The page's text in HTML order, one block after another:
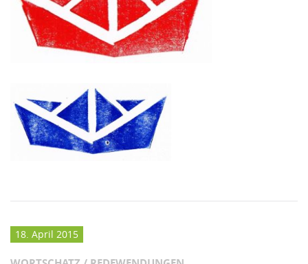
18. April 2015